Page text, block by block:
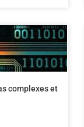
complexes et